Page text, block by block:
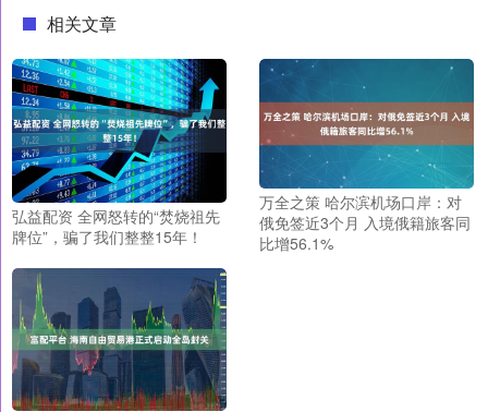
相关文章
弘益配资 全网怒转的“焚烧祖先
牌位”，骗了我们整整15年！
万全之策 哈尔滨机场口岸：对
俄免签近3个月 入境俄籍旅客同
比增56.1%